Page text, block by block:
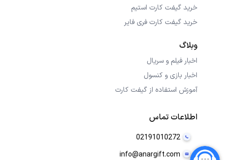
خرید گیفت کارت استیم
خرید گیفت کارت فری فایر
وبلاگ
اخبار فیلم و سریال
اخبار بازی و کنسول
آموزش استفاده از گیفت کارت
اطلاعات تماس
02191010272
info@anargift.com